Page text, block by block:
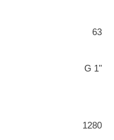
63
G 1"
1280